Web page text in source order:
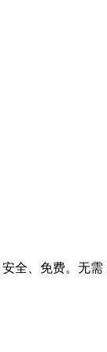
全、免费。无需